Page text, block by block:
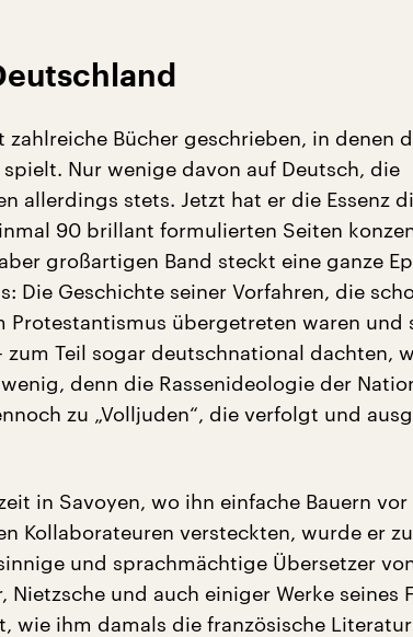
Bücher geschrieben, in denen
Nur wenige davon auf Deutsch, die
allerdings stets. Jetzt hat er die Essenz
90 brillant formulierten Seiten
großartigen Band steckt eine ganze
Die Geschichte seiner Vorfahren, die
Protestantismus übergetreten waren und
Teil sogar deutschnational dachten,
denn die Rassenideologie der
zu „Volljuden“, die verfolgt und
in Savoyen, wo ihn einfache Bauern
Kollaborateuren versteckten, wurde er
und sprachmächtige Übersetzer
Nietzsche und auch einiger Werke seines
wie ihm damals die französische